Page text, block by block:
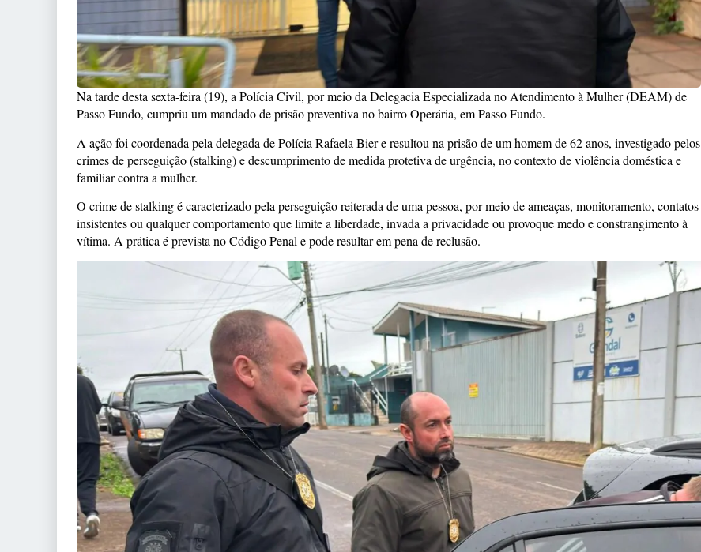
Na tarde desta sexta-feira (19), a Polícia Civil, por meio da Delegacia Especializada no Atendimento à Mulher (DEAM) de
Passo Fundo, cumpriu um mandado de prisão preventiva no bairro Operária, em Passo Fundo.
A ação foi coordenada pela delegada de Polícia Rafaela Bier e resultou na prisão de um homem de 62 anos, investigado pelos
crimes de perseguição (stalking) e descumprimento de medida protetiva de urgência, no contexto de violência doméstica e
familiar contra a mulher.
O crime de stalking é caracterizado pela perseguição reiterada de uma pessoa, por meio de ameaças, monitoramento, contatos
insistentes ou qualquer comportamento que limite a liberdade, invada a privacidade ou provoque medo e constrangimento à
vítima. A prática é prevista no Código Penal e pode resultar em pena de reclusão.